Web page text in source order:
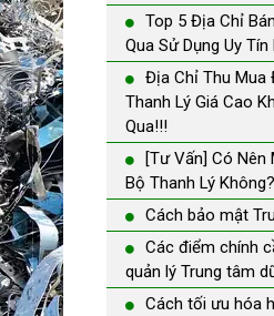
Top 5 Địa Chỉ
Qua Sử Dụng Uy Tín
Địa Chỉ Thu Mua
Thanh Lý Giá Cao
Qua!!!
[Tư Vấn] Có Nên
Bộ Thanh Lý Không?
Cách bảo mật
Các điểm chính
quản lý Trung tâm
Cách tối ưu hóa